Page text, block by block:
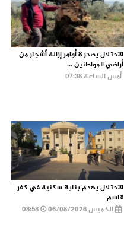
الاحتلال يصدر 8 أوامر إزالة أشجار من
أراضي المواطنين ...
أمس الساعة 07:38
الاحتلال يهدم بناية سكنية في كفر
قاسم
الخميس 06/08/2026
08:58